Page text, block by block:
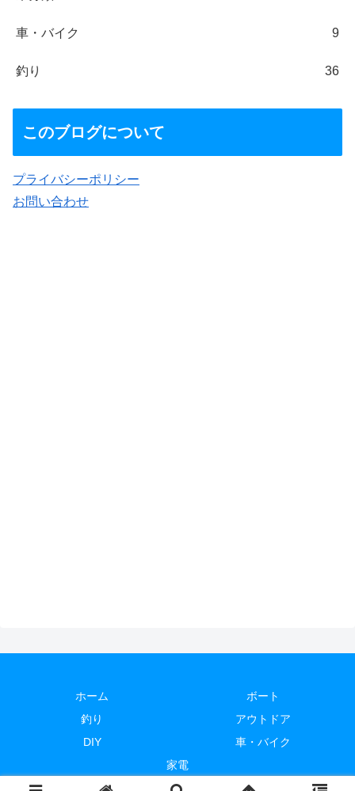
車・バイク 9
釣り 36
このブログについて
プライバシーポリシー
お問い合わせ
ホーム
ボート
釣り
アウトドア
DIY
車・バイク
家電